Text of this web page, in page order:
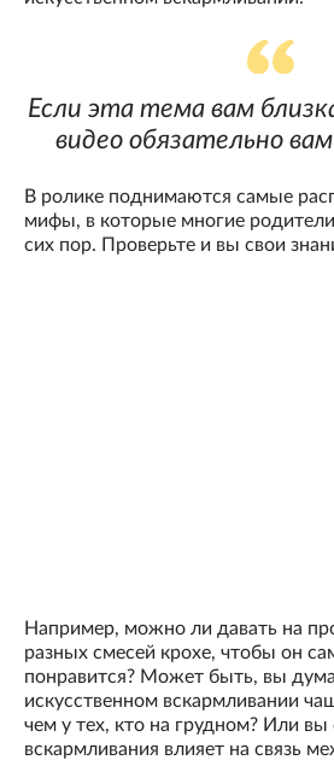
Если эта тема вам
видео обязательно
В ролике поднимаются самые
мифы, в которые многие
сих пор. Проверьте и вы свои
Например, можно ли давать на
разных смесей крохе, чтобы он
понравится? Может быть, вы
искусственном вскармливании
чем у тех, кто на грудном? Или вы
вскармливания влияет на связь